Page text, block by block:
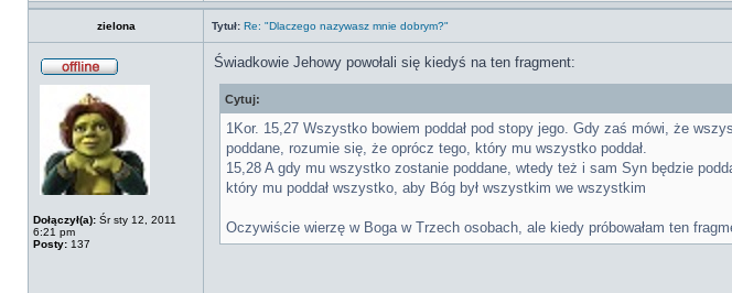
zielona Tytuł: Re: "Dlaczego nazywasz mnie dobrym?"
Dołączył(a): Śr sty 12, 2011
6:21 pm
Posty: 137
Świadkowie Jehowy powołali się kiedyś na ten fragment:
Cytuj:
1Kor. 15,27 Wszystko bowiem poddał pod stopy jego. Gdy zaś mówi, że
poddane, rozumie się, że oprócz tego, który mu wszystko poddał.
15,28 A gdy mu wszystko zostanie poddane, wtedy też i sam Syn będzie
który mu poddał wszystko, aby Bóg był wszystkim we wszystkim
Oczywiście wierzę w Boga w Trzech osobach, ale kiedy próbowałam ten